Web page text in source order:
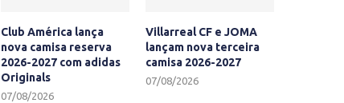
Club América lança
nova camisa reserva
2026-2027 com adidas
Originals
07/08/2026
Villarreal CF e JOMA
lançam nova terceira
camisa 2026-2027
07/08/2026